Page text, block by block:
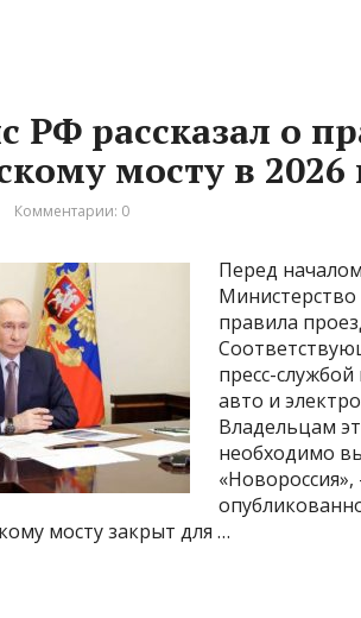
РФ рассказал о
мосту в 2026
Комментарии: 0
Перед
правила
пресс-
авто и
Владельцам
необходимо
мосту закрыт для …